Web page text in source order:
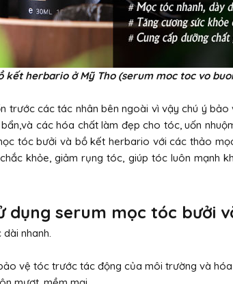
kết herbario ở Mỹ Tho (serum moc toc vo
trước các tác nhân bên ngoài vì vậy chú ý bảo
các hóa chất làm đẹp cho tóc, uốn
tóc bưởi và bồ kết herbario với các thảo
khỏe, giảm rụng tóc, giúp tóc luôn mạnh
dụng serum mọc tóc bưởi
nhanh.
vệ tóc trước tác động của môi trường và